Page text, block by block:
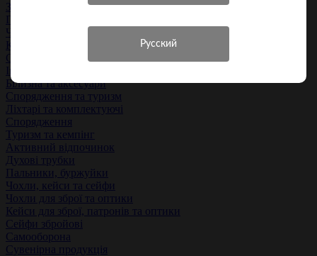
Заброди та комбінезони
Гумові чоботи
Чоботи
Кросівки
Сандалі
Інше взуття
Білизна та аксесуари
Спорядження та туризм
Ліхтарі та комплектуючі
Спорядження
Туризм та кемпінг
Активний відпочинок
Духові трубки
Пальники, буржуйки
Чохли, кейси та сейфи
Чохли для зброї та оптики
Кейси для зброї, патронів та оптики
Сейфи збройові
Самооборона
Сувенірна продукція